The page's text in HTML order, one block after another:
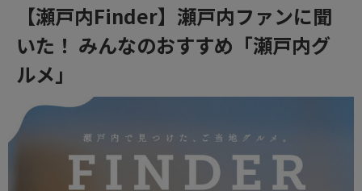
【瀬戸内Finder】瀬戸内ファンに聞
いた！ みんなのおすすめ「瀬戸内グ
ルメ」